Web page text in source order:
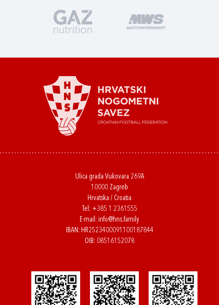
Ulica grada Vukovara 269A
10000 Zagreb
Hrvatska / Croatia
Tel: +385 1 2361555
E-mail: info@hns.family
IBAN: HR2523400091100187844
OIB: 08516152078